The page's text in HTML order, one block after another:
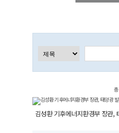
김성환 기후에너지환경부 장관,